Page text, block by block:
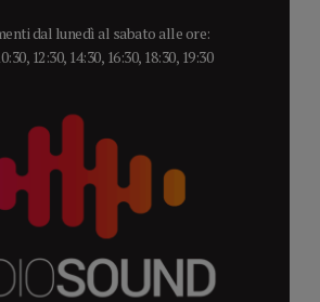
dal lunedì al sabato alle ore:
12:30, 14:30, 16:30, 18:30, 19:30